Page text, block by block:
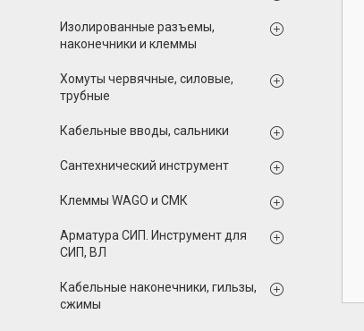
Изолированные разъемы,
наконечники и клеммы
Хомуты червячные, силовые,
трубные
Кабельные вводы, сальники
Сантехнический инструмент
Клеммы WAGO и СМК
Арматура СИП. Инструмент для
СИП, ВЛ
Кабельные наконечники, гильзы,
сжимы